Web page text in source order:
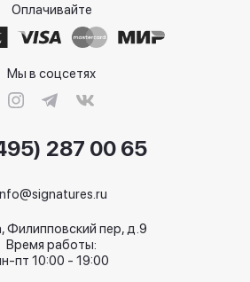
Оплачивайте
Мы в соцсетях
287 00 65
Филипповский пер, д.9
Время работы:
пт 10:00 - 19:00